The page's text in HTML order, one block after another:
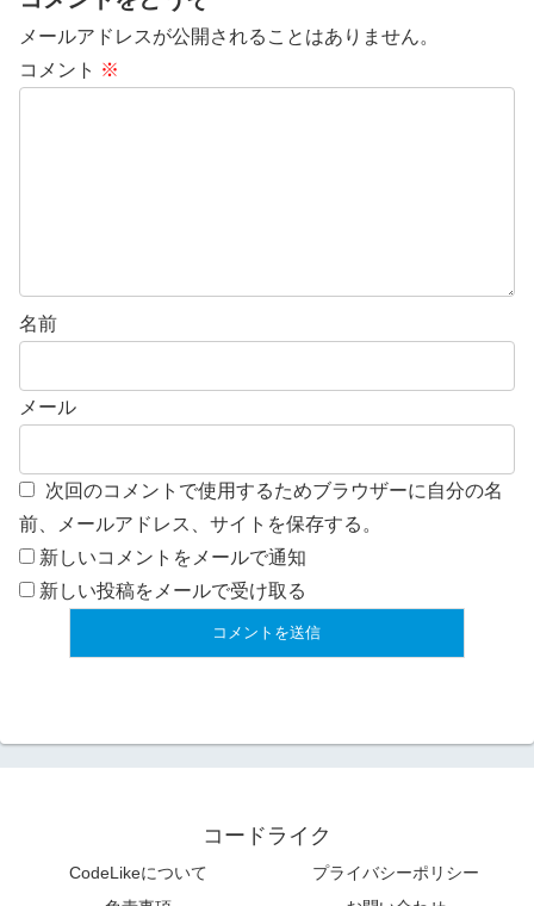
メールアドレスが公開されることはありません。
コメント ※
名前
メール
次回のコメントで使用するためブラウザーに自分の名
前、メールアドレス、サイトを保存する。
新しいコメントをメールで通知
新しい投稿をメールで受け取る
コードライク
CodeLikeについて
プライバシーポリシー